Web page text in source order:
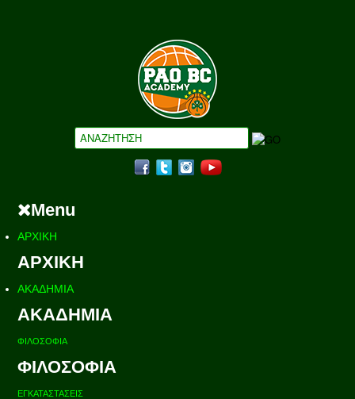
Menu
ΑΡΧΙΚΗ
ΑΡΧΙΚΗ
ΑΚΑΔΗΜΙΑ
ΑΚΑΔΗΜΙΑ
ΦΙΛΟΣΟΦΙΑ
ΦΙΛΟΣΟΦΙΑ
ΕΓΚΑΤΑΣΤΑΣΕΙΣ